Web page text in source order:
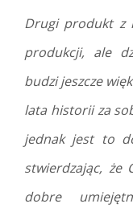
Drugi produkt z
produkcji, ale
budzi jeszcze
lata historii za
jednak jest to
stwierdzając, że
dobre